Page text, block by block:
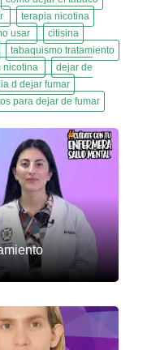
terapia nicotina
usar
citisina
tabaquismo tratamiento
nicotina
dejar de
d dejar fumar
para dejar de fumar